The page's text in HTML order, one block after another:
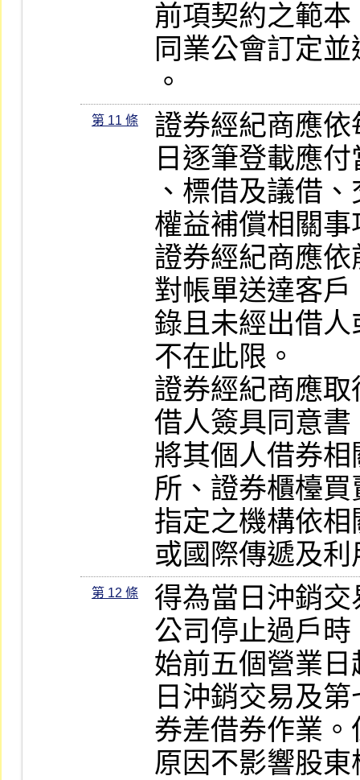
前項契約之範
同業公會訂定
。
第 11 條
證券經紀商應
日逐筆登載應
、標借及議借
權益補償相關事
證券經紀商應
對帳單送達客
錄且未經出借
不在此限。
證券經紀商應
借人簽具同意
將其個人借券
所、證券櫃檯
指定之機構依
或國際傳遞及
第 12 條
得為當日沖銷
公司停止過戶
始前五個營業
日沖銷交易及
券差借券作業
原因不影響股